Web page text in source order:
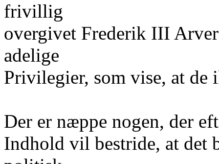
frivillig
overgivet Frederik III
adelige
Privilegier, som vise, at de
Der er næppe nogen, der
Indhold vil bestride, at det